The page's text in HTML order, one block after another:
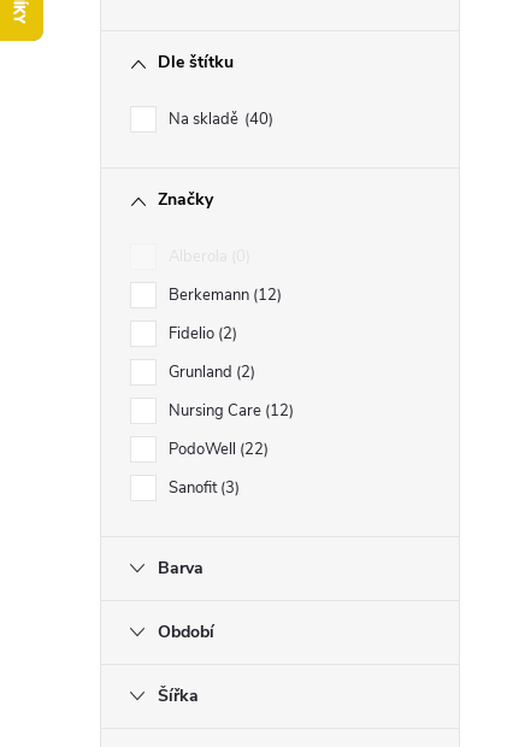
Dle štítku
Na skladě 40
Značky
Berkemann 12
Fidelio 2
Grunland 2
Nursing Care 12
PodoWell 22
Sanofit 3
Barva
Období
Šířka